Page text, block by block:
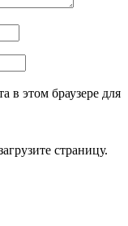
в этом браузере для
страницу.